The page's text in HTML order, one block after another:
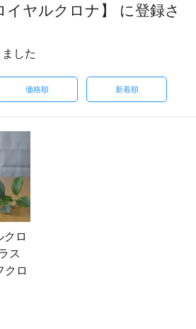
イヤルクロナ】 に登録さ
した
価格順 新着順
クロ
ス
クロ